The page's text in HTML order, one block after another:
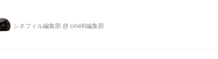
若さにして命を絶ち、デビュー作にして遺作となった一冊の歌集は
生きる希望を歌い、苦悩を抱える人へのエールとして多くの共感を呼
シネフィル編集部 @ cinefil編集部